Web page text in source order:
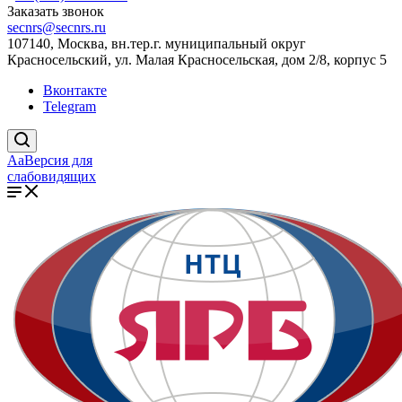
Заказать звонок
secnrs@secnrs.ru
107140, Москва, вн.тер.г. муниципальный округ
Красносельский, ул. Малая Красносельская, дом 2/8, корпус 5
Вконтакте
Telegram
AaВерсия для
слабовидящих